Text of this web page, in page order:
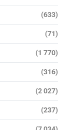
(633)
(71)
(1 770)
(316)
(2 027)
(237)